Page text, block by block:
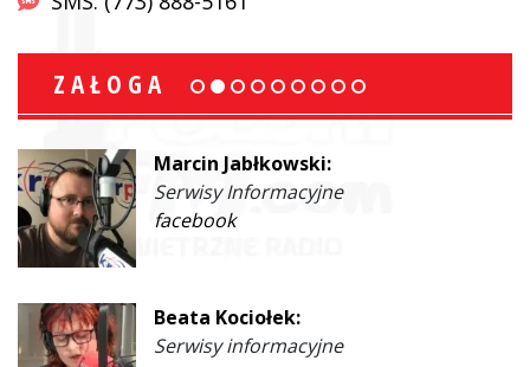
ZAŁOGA
Marcin Jabłkowski:
Serwisy Informacyjne
facebook
Beata Kociołek:
Serwisy informacyjne